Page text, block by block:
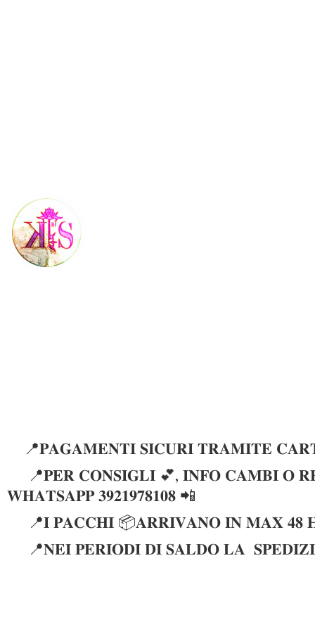
📍𝐏𝐀𝐆𝐀𝐌𝐄𝐍𝐓𝐈 𝐒𝐈𝐂𝐔𝐑𝐈 𝐓𝐑𝐀𝐌𝐈𝐓𝐄
📍𝐏𝐄𝐑 𝐂𝐎𝐍𝐒𝐈𝐆𝐋𝐈 💕, 𝐈𝐍𝐅𝐎 𝐂𝐀𝐌𝐁𝐈 𝐎
𝐖𝐇𝐀𝐓𝐒𝐀𝐏𝐏 𝟑𝟗𝟐𝟏𝟗𝟕𝟖𝟏𝟎𝟖 📲
📍𝐈 𝐏𝐀𝐂𝐂𝐇𝐈 📦𝐀𝐑𝐑𝐈𝐕𝐀𝐍𝐎 𝐈𝐍 𝐌𝐀𝐗 𝟒𝟖
📍𝐍𝐄𝐈 𝐏𝐄𝐑𝐈𝐎𝐃𝐈 𝐃𝐈 𝐒𝐀𝐋𝐃𝐎 𝐋𝐀